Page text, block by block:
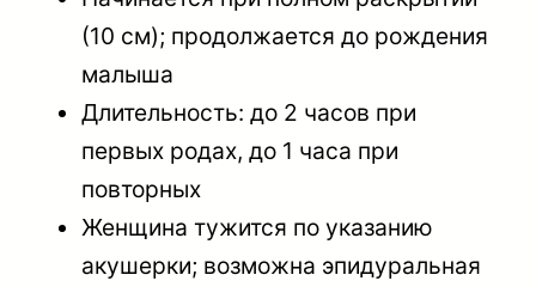
(10 см); продолжается до рождения
малыша
Длительность: до 2 часов при
первых родах, до 1 часа при
повторных
Женщина тужится по указанию
акушерки; возможна эпидуральная